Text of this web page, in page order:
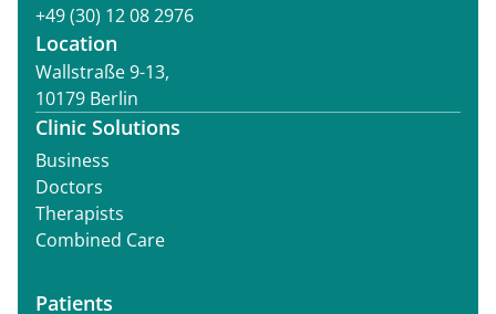
+49 (30) 12 08 2976
Location
Wallstraße 9-13,
10179 Berlin
Clinic Solutions
Business
Doctors
Therapists
Combined Care
Patients